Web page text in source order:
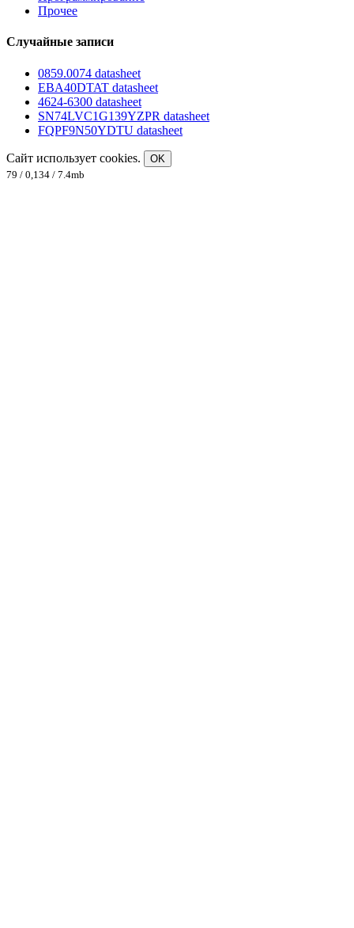
Прочее
Случайные записи
0859.0074 datasheet
EBA40DTAT datasheet
4624-6300 datasheet
SN74LVC1G139YZPR datasheet
FQPF9N50YDTU datasheet
Сайт использует cookies.
OK
79 / 0,134 / 7.4mb